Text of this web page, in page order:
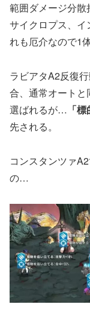
範囲ダメージ分散
サイクロプス、
れも厄介なので1
ラビアタA2反復
合、通常オート
選ばれるが… 「標
先される。
コンスタンツァ
の…